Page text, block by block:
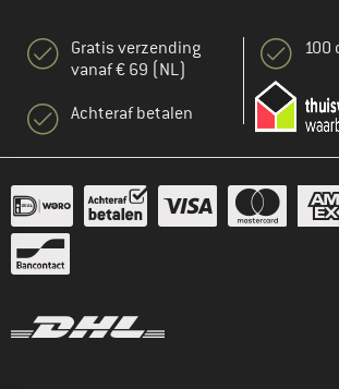
Gratis verzending
vanaf € 69 (NL)
Achteraf betalen
100